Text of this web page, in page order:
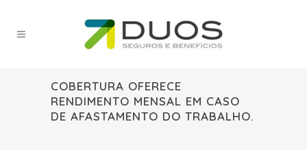
COBERTURA OFERECE
RENDIMENTO MENSAL EM CASO
DE AFASTAMENTO DO TRABALHO.